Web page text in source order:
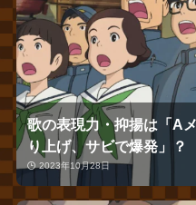
歌の表現力・抑揚は「A
り上げ、サビで爆発」？
2023年10月28日